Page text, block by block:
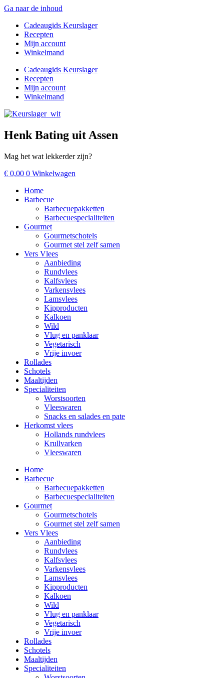
Ga naar de inhoud
Cadeaugids Keurslager
Recepten
Mijn account
Winkelmand
Cadeaugids Keurslager
Recepten
Mijn account
Winkelmand
Henk Bating uit Assen
Mag het wat lekkerder zijn?
€ 0,00 0 Winkelwagen
Home
Barbecue
Barbecuepakketten
Barbecuespecialiteiten
Gourmet
Gourmetschotels
Gourmet stel zelf samen
Vers Vlees
Aanbieding
Rundvlees
Kalfsvlees
Varkensvlees
Lamsvlees
Kipproducten
Kalkoen
Wild
Vlug en panklaar
Vegetarisch
Vrije invoer
Rollades
Schotels
Maaltijden
Specialiteiten
Worstsoorten
Vleeswaren
Snacks en salades en pate
Herkomst vlees
Hollands rundvlees
Krullvarken
Vleeswaren
Home
Barbecue
Barbecuepakketten
Barbecuespecialiteiten
Gourmet
Gourmetschotels
Gourmet stel zelf samen
Vers Vlees
Aanbieding
Rundvlees
Kalfsvlees
Varkensvlees
Lamsvlees
Kipproducten
Kalkoen
Wild
Vlug en panklaar
Vegetarisch
Vrije invoer
Rollades
Schotels
Maaltijden
Specialiteiten